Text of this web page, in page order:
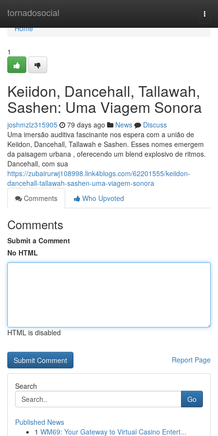
tornadosocial
Home
Home
1
Keiidon, Dancehall, Tallawah,
Sashen: Uma Viagem Sonora
joshmzlz315905 79 days ago News
Discuss
Uma imersão auditiva fascinante nos espera com a união de
Keiidon, Dancehall, Tallawah e Sashen. Esses nomes emergem
da paisagem urbana , oferecendo um blend explosivo de ritmos.
Dancehall, com sua
https://zubairurwj108998.link4blogs.com/62201555/keiidon-
dancehall-tallawah-sashen-uma-viagem-sonora
Comments
Who Upvoted
Comments
Submit a Comment
No HTML
HTML is disabled
Report Page
Search
Go
Published News
1 WM69: Your Gateway to Virtual Casino Entert...